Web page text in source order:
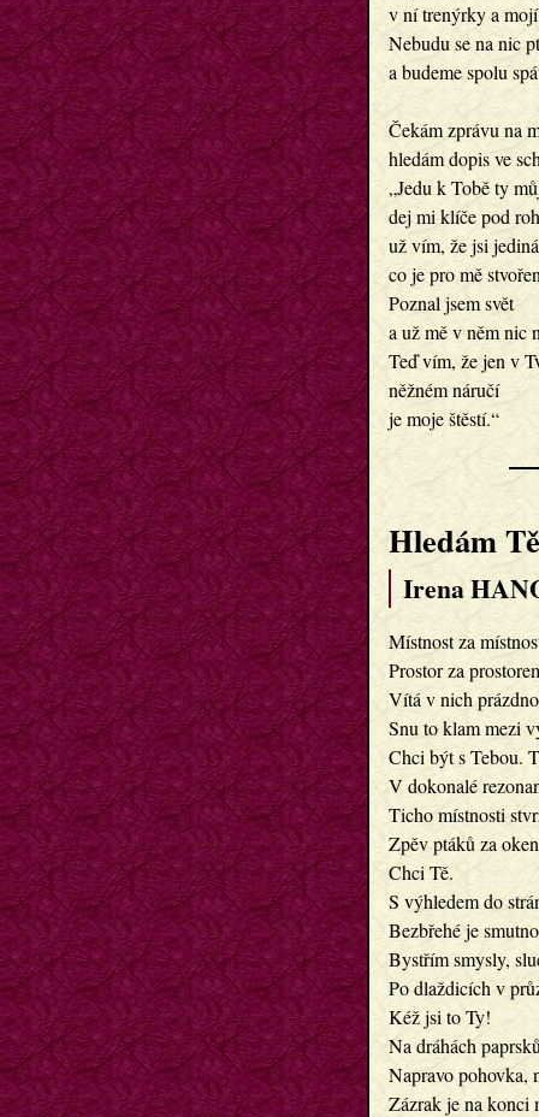
v ní trenýrky a
Nebudu se na nic
a budeme spolu
Čekám zprávu na
hledám dopis ve
„Jedu k Tobě ty
dej mi klíče pod
už vím, že jsi
co je pro mě
Poznal jsem svět
a už mě v něm nic
Teď vím, že jen v
něžném náručí
je moje štěstí.“
Hledám Tě
Irena
Místnost za
Prostor za
Vítá v nich
Snu to klam mezi
Chci být s Tebou.
V dokonalé
Ticho místnosti
Zpěv ptáků za
Chci Tě.
S výhledem do
Bezbřehé je
Bystřím smysly,
Po dlaždicích v
Kéž jsi to Ty!
Na dráhách
Napravo pohovka,
Zázrak je na konci